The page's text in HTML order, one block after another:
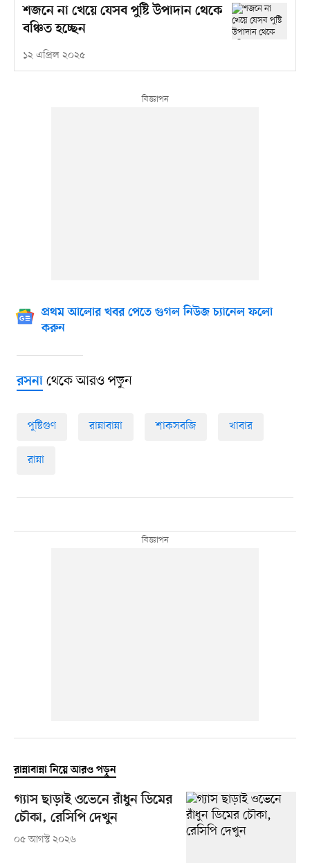
শজনে না খেয়ে যেসব পুষ্টি উপাদান থেকে
বঞ্চিত হচ্ছেন
১২ এপ্রিল ২০২৫
প্রথম আলোর খবর পেতে গুগল নিউজ চ্যানেল ফলো
করুন
রসনাথেকে আরও পড়ুন
পুষ্টিগুণ রান্নাবান্না শাকসবজি খাবার
রান্না
রান্নাবান্না নিয়ে আরও পড়ুন
গ্যাস ছাড়াই ওভেনে রাঁধুন ডিমের
চৌকা, রেসিপি দেখুন
০৫ আগস্ট ২০২৬